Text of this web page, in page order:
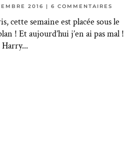
2016 6 COMMENTAIRES
cette semaine est placée sous le
! Et aujourd’hui j’en ai pas mal !
Harry